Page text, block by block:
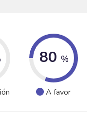
80 %
A favor